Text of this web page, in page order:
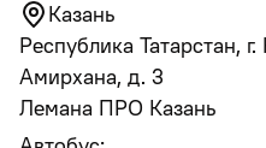
Казань
Республика Татарстан,
Амирхана, д. 3
Лемана ПРО Казань